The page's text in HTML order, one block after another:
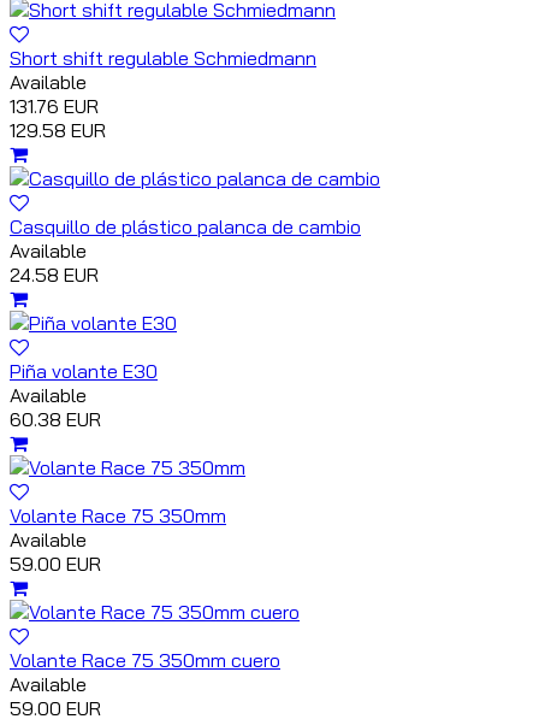
Short shift regulable Schmiedmann
Available
131.76 EUR
129.58 EUR
Casquillo de plástico palanca de cambio
Available
24.58 EUR
Piña volante E30
Available
60.38 EUR
Volante Race 75 350mm
Available
59.00 EUR
Volante Race 75 350mm cuero
Available
59.00 EUR